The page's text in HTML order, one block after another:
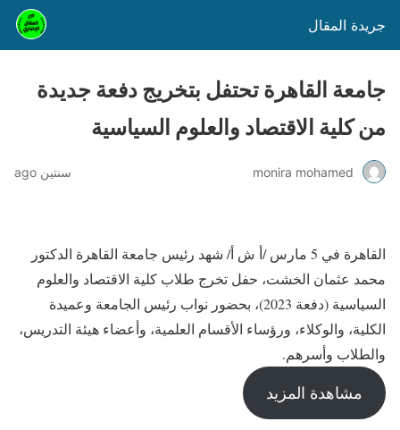
جريدة المقال
جامعة القاهرة تحتفل بتخريج دفعة جديدة
من كلية الاقتصاد والعلوم السياسية
monira mohamed سنتين ago
القاهرة في 5 مارس /أ ش أ/ شهد رئيس جامعة القاهرة الدكتور
محمد عثمان الخشت، حفل تخرج طلاب كلية الاقتصاد والعلوم
السياسية (دفعة 2023)، بحضور نواب رئيس الجامعة وعميدة
الكلية، والوكلاء، ورؤساء الأقسام العلمية، وأعضاء هيئة التدريس،
والطلاب وأسرهم.
مشاهدة المزيد